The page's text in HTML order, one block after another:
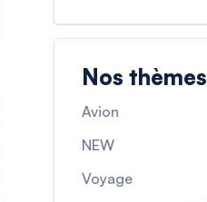
Nos thèmes
Avion
NEW
Voyage